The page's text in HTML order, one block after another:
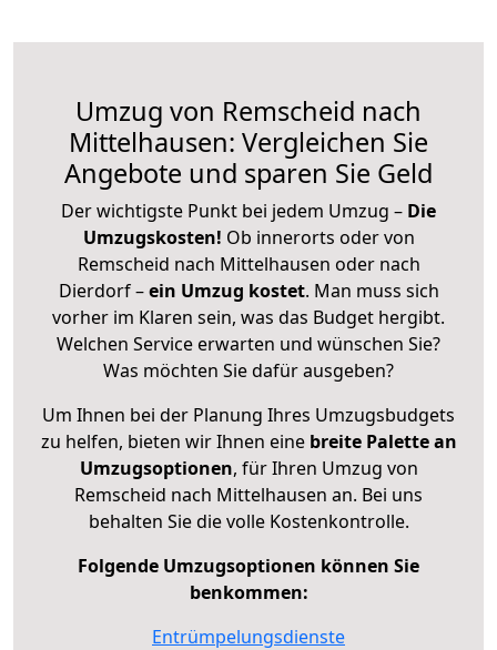
Umzug von Remscheid nach
Mittelhausen: Vergleichen Sie
Angebote und sparen Sie Geld
Der wichtigste Punkt bei jedem Umzug – Die
Umzugskosten! Ob innerorts oder von
Remscheid nach Mittelhausen oder nach
Dierdorf –ein Umzug kostet. Man muss sich
vorher im Klaren sein, was das Budget hergibt.
Welchen Service erwarten und wünschen Sie?
Was möchten Sie dafür ausgeben?
Um Ihnen bei der Planung Ihres Umzugsbudgets
zu helfen, bieten wir Ihnen eine breite Palette an
Umzugsoptionen, für Ihren Umzug von
Remscheid nach Mittelhausen an. Bei uns
behalten Sie die volle Kostenkontrolle.
Folgende Umzugsoptionen können Sie
benkommen:
Entrümpelungsdienste